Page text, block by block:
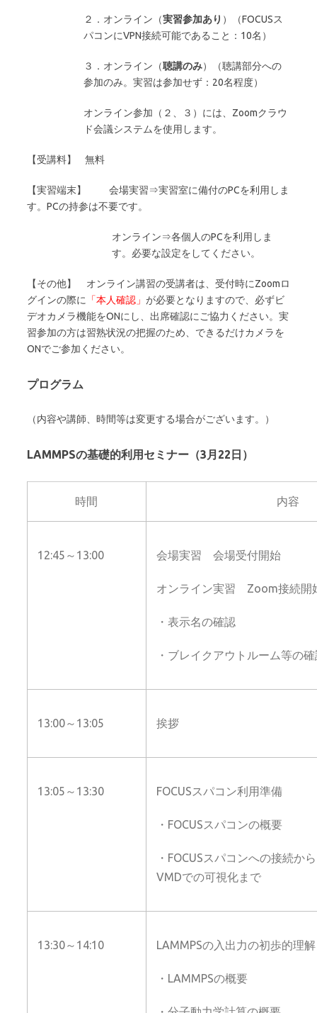
２．オンライン（実習参加あり ）（FOCUSス
パコンにVPN接続可能であること：10名）
３．オンライン（聴講のみ）（聴講部分への
参加のみ。実習は参加せず：20名程度）
オンライン参加（２、３）には、Zoomクラウ
ド会議システムを使用します。
【受講料】 無料
【実習端末】 会場実習⇒実習室に備付のPCを利用しま
す。PCの持参は不要です。
オンライン⇒各個人のPCを利用しま
す。必要な設定をしてください。
【その他】 オンライン講習の受講者は、受付時にZoomロ
グインの際に
「本人確認」 が必要となりますので、必ずビ
デオカメラ機能をONにし、出席確認にご協力ください。実
習参加の方は習熟状況の把握のため、できるだけカメラを
ONでご参加ください。
プログラム
（内容や講師、時間等は変更する場合がございます。）
LAMMPSの基礎的利用セミナー（3月22日）
時間 内容
12:45～13:00 会場実習 会場受付開始
オンライン実習 Zoom接続開
・表示名の確認
・ブレイクアウトルーム等の
13:00～13:05 挨拶
13:05～13:30 FOCUSスパコン利用準備
・FOCUSスパコンの概要
・FOCUSスパコンへの接続か
VMDでの可視化まで
13:30～14:10 LAMMPSの入出力の初歩的理解
・LAMMPSの概要